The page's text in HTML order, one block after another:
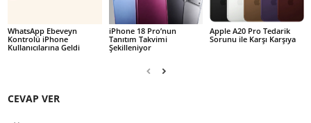
WhatsApp Ebeveyn
Kontrolü iPhone
Kullanıcılarına Geldi
iPhone 18 Pro’nun
Tanıtım Takvimi
Şekilleniyor
Apple A20 Pro Tedarik
Sorunu ile Karşı Karşıya
CEVAP VER